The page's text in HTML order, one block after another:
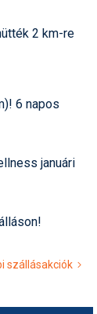
2 km-re
6 napos
januári
szállásakciók